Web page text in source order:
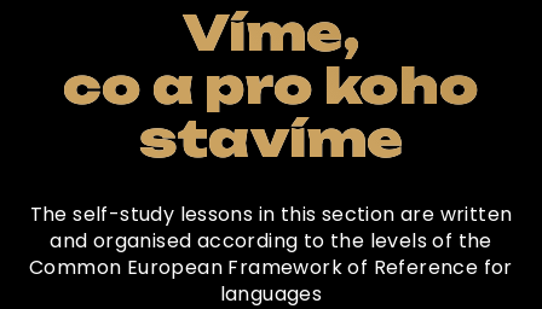
Víme,
co a pro koho
stavíme
The self-study lessons in this section are written
and organised according to the levels of the
Common European Framework of Reference for
languages